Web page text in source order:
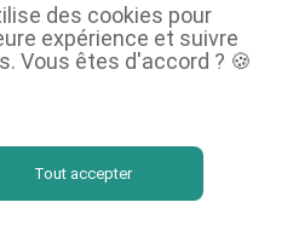
Les facteurs de fluctuation
du poids du hamster
Plusieurs facteurs peuvent
des cookies pour
expérience et suivre
Vous êtes d'accord ? 🍪
Tout accepter